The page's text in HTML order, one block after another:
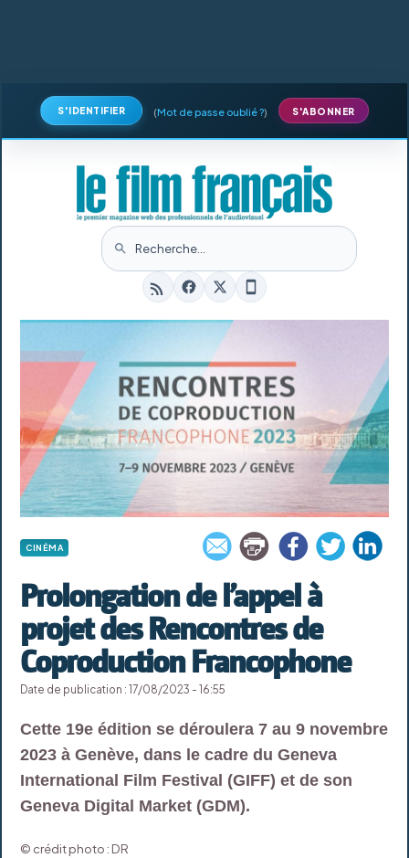
S'IDENTIFIER (Mot de passe oublié ?) S'ABONNER
CINÉMA
Prolongation de l’appel à
projet des Rencontres de
Coproduction Francophone
Date de publication : 17/08/2023 - 16:55
Cette 19e édition se déroulera 7 au 9 novembre
2023 à Genève, dans le cadre du Geneva
International Film Festival (GIFF) et de son
Geneva Digital Market (GDM).
© crédit photo : DR